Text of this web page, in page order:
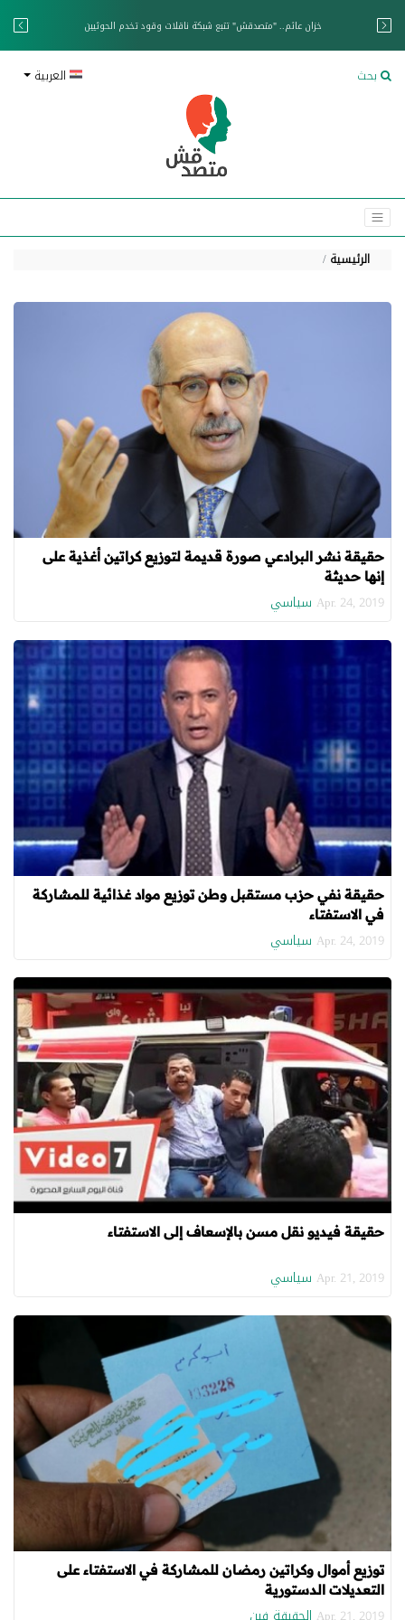
خزان عائم.. "متصدقش" تتبع شبكة ناقلات وقود تخدم الحوثيين
بحث العربية
الرئيسية
حقيقة نشر البرادعي صورة قديمة لتوزيع كراتين أغذية على
إنها حديثة
Apr. 24, 2019 سياسي
حقيقة نفي حزب مستقبل وطن توزيع مواد غذائية للمشاركة
في الاستفتاء
Apr. 24, 2019 سياسي
حقيقة فيديو نقل مسن بالإسعاف إلى الاستفتاء
Apr. 21, 2019 سياسي
توزيع أموال وكراتين رمضان للمشاركة في الاستفتاء على
التعديلات الدستورية